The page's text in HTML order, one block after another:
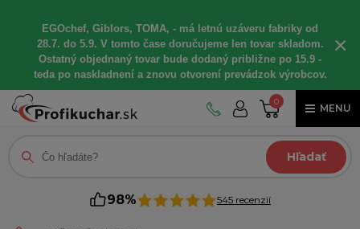
EGOchef, Giblors, TOMA, - má letnú uzáveru fabriky od
28.7. do 5.9. V tomto čase doručujeme len tovar skladom.
Ostatný objednaný tovar bude dodaný približne po 15.9 -
teda po naskladnení a znovu otvorení prevádzok výrobcov.
×
0
MENU
Hľadať
98% 545 recenzií